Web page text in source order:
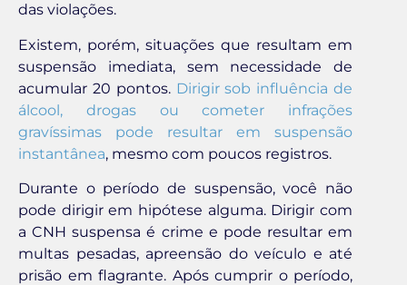
das violações.
Existem, porém, situações que resultam em
suspensão imediata, sem necessidade de
acumular 20 pontos. Dirigir sob influência de
álcool, drogas ou cometer infrações
gravíssimas pode resultar em suspensão
instantânea, mesmo com poucos registros.
Durante o período de suspensão, você não
pode dirigir em hipótese alguma. Dirigir com
a CNH suspensa é crime e pode resultar em
multas pesadas, apreensão do veículo e até
prisão em flagrante. Após cumprir o período,